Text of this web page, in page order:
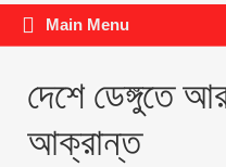
Main Menu
দেশে ডেঙ্গুতে
আক্রান্ত